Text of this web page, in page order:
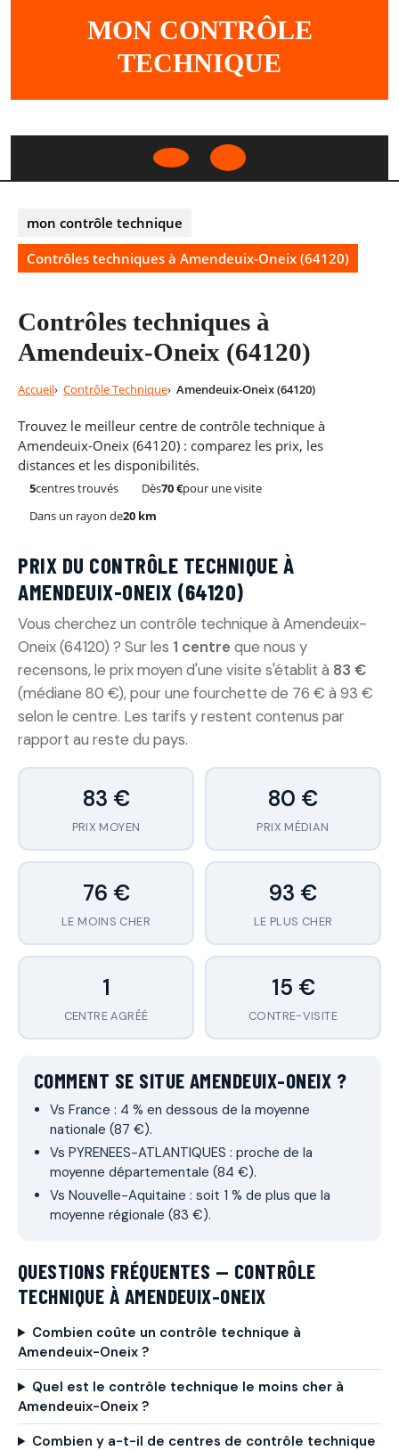
MON CONTRÔLE
TECHNIQUE
Open
mon contrôle technique
Contrôles techniques à Amendeuix-Oneix (64120)
Contrôles techniques à
Amendeuix-Oneix (64120)
Accueil Contrôle Technique Amendeuix-Oneix (64120)
Trouvez le meilleur centre de contrôle technique à
Amendeuix-Oneix (64120) : comparez les prix, les
distances et les disponibilités.
5centres trouvés Dès70 €pour une visite
Dans un rayon de20 km
PRIX DU CONTRÔLE TECHNIQUE À
AMENDEUIX-ONEIX (64120)
Vous cherchez un contrôle technique à Amendeuix-
Oneix (64120) ? Sur les 1 centre que nous y
recensons, le prix moyen d'une visite s'établit à 83 €
(médiane 80 €), pour une fourchette de 76 € à 93 €
selon le centre. Les tarifs y restent contenus par
rapport au reste du pays.
83 €
PRIX MOYEN
80 €
PRIX MÉDIAN
76 €
LE MOINS CHER
93 €
LE PLUS CHER
1
CENTRE AGRÉÉ
15 €
CONTRE-VISITE
COMMENT SE SITUE AMENDEUIX-ONEIX ?
Vs France : 4 % en dessous de la moyenne
nationale (87 €).
Vs PYRENEES-ATLANTIQUES : proche de la
moyenne départementale (84 €).
Vs Nouvelle-Aquitaine : soit 1 % de plus que la
moyenne régionale (83 €).
QUESTIONS FRÉQUENTES — CONTRÔLE
TECHNIQUE À AMENDEUIX-ONEIX
Combien coûte un contrôle technique à
Amendeuix-Oneix ?
Quel est le contrôle technique le moins cher à
Amendeuix-Oneix ?
Combien y a-t-il de centres de contrôle technique